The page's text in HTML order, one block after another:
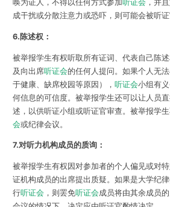
唤为证人，不得以任何方式参加听证会 ，并
成干扰或分散注意力或恐吓，则可能会被听证
6.陈述权：
被举报学生有权听取所有证词、代表自己陈
及向出席听证会的任何人提问。如果个人无
于健康、缺席校园等原因）， 听证会小组有
何信息的可信度。被举报学生还可以让人员
述，以供听证小组或听证官审查。被举报学
会或纪律会议。
7.对听力机构成员的质询：
被举报学生有权因对参加者的个人偏见或对
证机构成员的出席提出质疑。如果是大学纪
行听证会 ，则罢免听证会成员将由其余成员